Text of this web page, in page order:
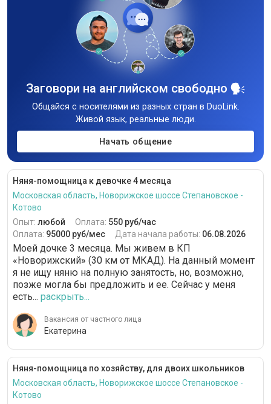
Заговори на английском свободно
Общайся с носителями из разных стран в DuoLink.
Живой язык, реальные люди.
Начать общение
Няня-помощница к девочке 4 месяца
Московская область, Новорижское шоссе Степановское -
Котово
Опыт: любой Оплата: 550 руб/час
Оплата: 95000 руб/мес Дата начала работы: 06.08.2026
Моей дочке 3 месяца. Мы живем в КП
«Новорижский» (30 км от МКАД). На данный момент
я не ищу няню на полную занятость, но, возможно,
позже могла бы предложить и ее. Сейчас у меня
есть... раскрыть...
Вакансия от частного лица
Екатерина
Няня-помощница по хозяйству, для двоих школьников
Московская область, Новорижское шоссе Степановское -
Котово